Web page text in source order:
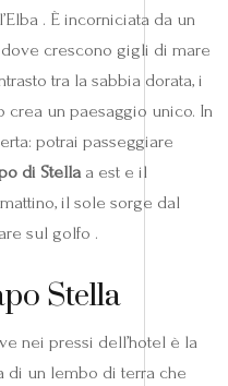
. È incorniciata da un
dove crescono gigli di mare
tra la sabbia dorata, i
un paesaggio unico. In
potrai passeggiare
di Stellaa est e il
il sole sorge dal
sul golfo .
Stella
nei pressi dell’hotel è la
di un lembo di terra che